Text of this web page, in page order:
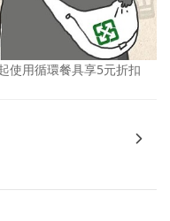
使用循環餐具享5元折扣